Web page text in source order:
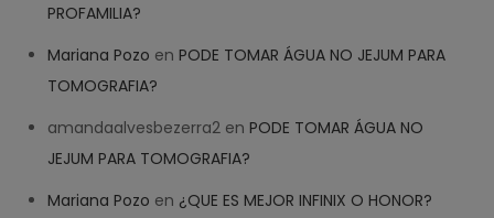
PROFAMILIA?
Mariana Pozo enPODE TOMAR ÁGUA NO JEJUM PARA
TOMOGRAFIA?
amandaalvesbezerra2 enPODE TOMAR ÁGUA NO
JEJUM PARA TOMOGRAFIA?
Mariana Pozo en ¿QUE ES MEJOR INFINIX O HONOR?